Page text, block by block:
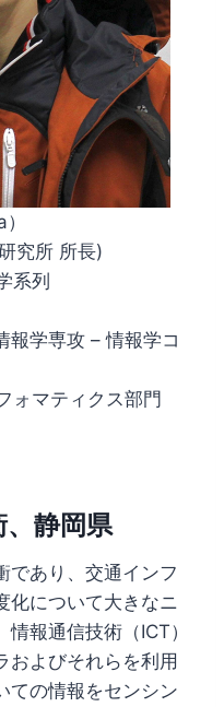
究所 所長)
系列
報学専攻 – 情報学コ
ォマティクス部門
静岡県
であり、交通インフ
化について大きなニ
報通信技術（ICT）
およびそれらを利用
ての情報をセンシン